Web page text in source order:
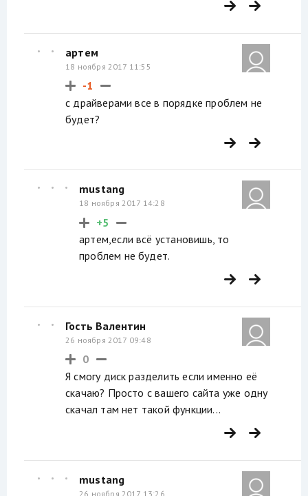
артем
18 ноября 2017 11:55
-1
с драйверами все в порядке проблем не
будет?
mustang
18 ноября 2017 14:28
+5
артем,если всё установишь, то
проблем не будет.
Гость Валентин
26 ноября 2017 09:48
0
Я смогу диск разделить если именно её
скачаю? Просто с вашего сайта уже одну
скачал там нет такой функции...
mustang
26 ноября 2017 13:26